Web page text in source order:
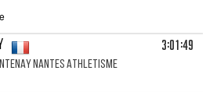
NANTES ATHLETISME
3:01:49